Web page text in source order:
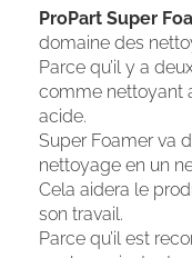
ProPart Super
domaine des
Parce qu’il y a
comme nettoyant
acide.
Super Foamer va
nettoyage en un
Cela aidera le
son travail.
Parce qu’il est